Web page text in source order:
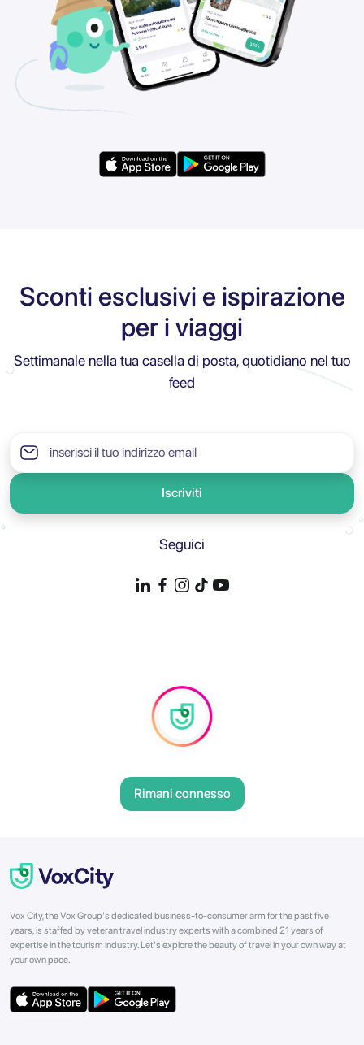
Sconti esclusivi e ispirazione
per i viaggi
Settimanale nella tua casella di posta, quotidiano nel tuo
feed
Iscriviti
Seguici
Rimani connesso
Vox City, the Vox Group's dedicated business-to-consumer arm for the past five
years, is staffed by veteran travel industry experts with a combined 21 years of
expertise in the tourism industry. Let's explore the beauty of travel in your own way at
your own pace.